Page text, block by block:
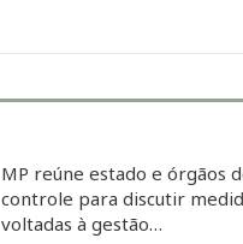
MP reúne estado e órgãos
controle para discutir
voltadas à gestão…